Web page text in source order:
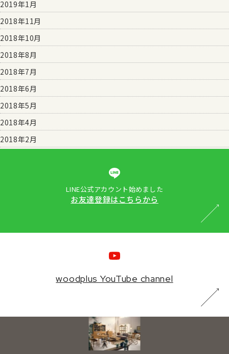
2019年1月
2018年11月
2018年10月
2018年8月
2018年7月
2018年6月
2018年5月
2018年4月
2018年2月
LINE公式アカウント始めました
お友達登録はこちらから
woodplus YouTube channel